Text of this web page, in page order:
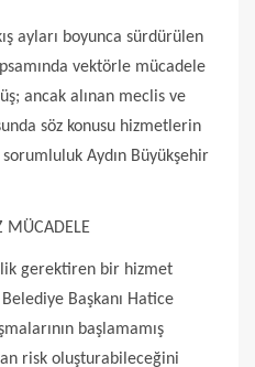
ayları boyunca sürdürülen
vektörle mücadele
ancak alınan meclis ve
söz konusu hizmetlerin
Aydın Büyükşehir
MÜCADELE
gerektiren bir hizmet
Başkanı Hatice
başlamamış
risk oluşturabileceğini